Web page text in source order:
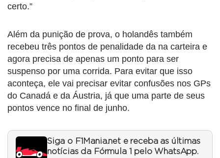
certo.”
Além da punição de prova, o holandês também
recebeu três pontos de penalidade da na carteira e
agora precisa de apenas um ponto para ser
suspenso por uma corrida. Para evitar que isso
aconteça, ele vai precisar evitar confusões nos GPs
do Canadá e da Áustria, já que uma parte de seus
pontos vence no final de junho.
Siga o F1Mania.net e receba as últimas
notícias da Fórmula 1 pelo WhatsApp.